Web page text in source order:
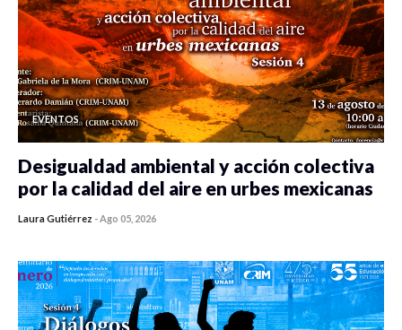
EVENTOS
Desigualdad ambiental y acción colectiva
por la calidad del aire en urbes mexicanas
Laura Gutiérrez -Ago 05, 2026